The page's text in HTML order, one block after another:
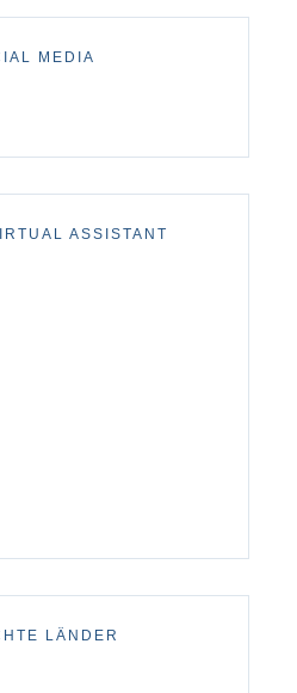
MEDIA
ASSISTANT
LÄNDER